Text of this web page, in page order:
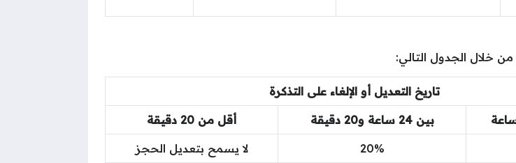
خلال الجدول التالي:
تاريخ التعديل أو الإلغاء على التذكرة
بين 24 ساعة و20 دقيقة أقل من 20 دقيقة
20% لا يسمح بتعديل الحجز